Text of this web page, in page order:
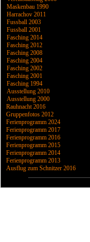
Maskenbau 1990
Harrachov 2011
Fussball 2003
Fussball 2001
Fasching 2014
Fasching 2012
Fasching 2008
Fasching 2004
Fasching 2002
Fasching 2001
Fasching 1994
Ausstellung 2010
Ausstellung 2000
Rauhnacht 2016
Gruppenfotos 2012
Ferienprogramm 2024
Ferienprogramm 2017
Ferienprogramm 2016
Ferienprogramm 2015
Ferienprogramm 2014
Ferienprogramm 2013
Ausflug zum Schnitzer 2016